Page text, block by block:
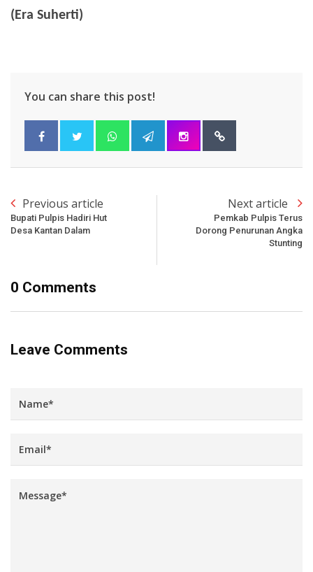
(Era Suherti)
You can share this post!
Previous article
Bupati Pulpis Hadiri Hut
Desa Kantan Dalam
Next article
Pemkab Pulpis Terus
Dorong Penurunan Angka
Stunting
0 Comments
Leave Comments